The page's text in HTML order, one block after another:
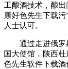
工酿酒技术，
康好色先生下载污”
人士认可。
通过走进俄罗斯
国大使馆，陕西
色先生软件下载酒